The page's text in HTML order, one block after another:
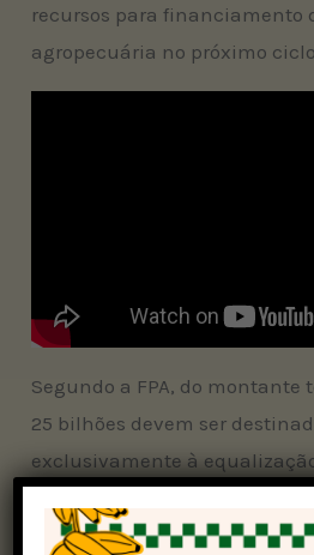
recursos para financiamento
agropecuária no próximo
Segundo a FPA, do montante
25 bilhões devem ser
exclusivamente à
os custos financeiros para